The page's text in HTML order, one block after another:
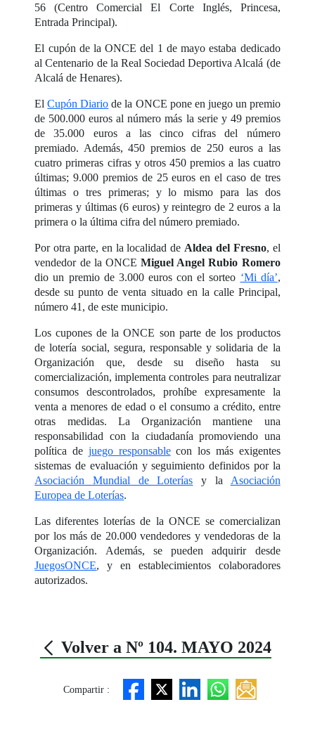
56 (Centro Comercial El Corte Inglés, Princesa,
Entrada Principal).
El cupón de la ONCE del 1 de mayo estaba dedicado
al Centenario de la Real Sociedad Deportiva Alcalá (de
Alcalá de Henares).
ElCupón Diario de la ONCE pone en juego un premio
de 500.000 euros al número más la serie y 49 premios
de 35.000 euros a las cinco cifras del número
premiado. Además, 450 premios de 250 euros a las
cuatro primeras cifras y otros 450 premios a las cuatro
últimas; 9.000 premios de 25 euros en el caso de tres
últimas o tres primeras; y lo mismo para las dos
primeras y últimas (6 euros) y reintegro de 2 euros a la
primera o la última cifra del número premiado.
Por otra parte, en la localidad de Aldea del Fresno, el
vendedor de la ONCEMiguel Angel Rubio Romero
dio un premio de 3.000 euros con el sorteo ‘Mi día’,
desde su punto de venta situado en la calle Principal,
número 41, de este municipio.
Los cupones de la ONCE son parte de los productos
de lotería social, segura, responsable y solidaria de la
Organización que, desde su diseño hasta su
comercialización, implementa controles para neutralizar
consumos descontrolados, prohíbe expresamente la
venta a menores de edad o el consumo a crédito, entre
otras medidas. La Organización mantiene una
responsabilidad con la ciudadanía promoviendo una
política de juego responsablecon los más exigentes
sistemas de evaluación y seguimiento definidos por la
Asociación Mundial de Loterías y la Asociación
Europea de Loterías.
Las diferentes loterías de la ONCE se comercializan
por los más de 20.000 vendedores y vendedoras de la
Organización. Además, se pueden adquirir desde
JuegosONCE, y en establecimientos colaboradores
autorizados.
Volver a Nº 104. MAYO 2024
Compartir :